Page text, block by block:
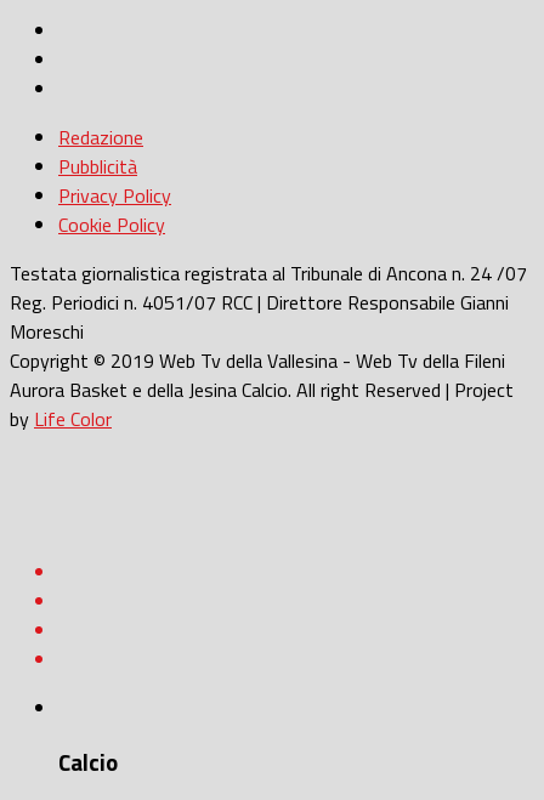
Redazione
Pubblicità
Privacy Policy
Cookie Policy
Testata giornalistica registrata al Tribunale di Ancona n. 24 /07
Reg. Periodici n. 4051/07 RCC | Direttore Responsabile Gianni
Moreschi
Copyright © 2019 Web Tv della Vallesina - Web Tv della Fileni
Aurora Basket e della Jesina Calcio. All right Reserved | Project
by Life Color
Calcio